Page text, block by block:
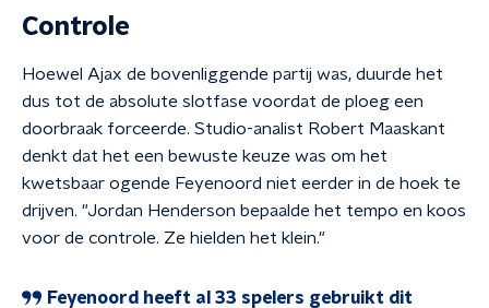
Controle
Hoewel Ajax de bovenliggende partij was, duurde het
dus tot de absolute slotfase voordat de ploeg een
doorbraak forceerde. Studio-analist Robert Maaskant
denkt dat het een bewuste keuze was om het
kwetsbaar ogende Feyenoord niet eerder in de hoek te
drijven. "Jordan Henderson bepaalde het tempo en koos
voor de controle. Ze hielden het klein."
Feyenoord heeft al 33 spelers gebruikt dit